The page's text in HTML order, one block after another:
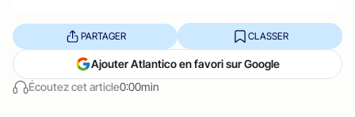
Écoutez cet article0:00min
PARTAGER CLASSER
Ajouter Atlantico en favori sur Google